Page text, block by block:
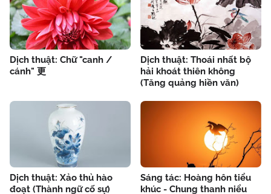
Dịch thuật: Chữ "canh /
cánh" 更
Dịch thuật: Thoái nhất bộ
hải khoát thiên không
(Tăng quảng hiền văn)
Dịch thuật: Xảo thủ hào
đoạt (Thành ngữ cố sự)
Sáng tác: Hoàng hôn tiểu
khúc - Chung thanh niểu